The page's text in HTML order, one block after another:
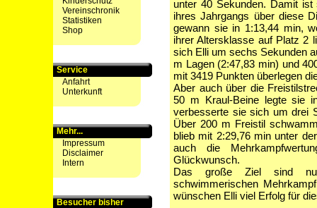
Vereinschronik
Statistiken
Shop
Service
Anfahrt
Unterkunft
Mehr...
Impressum
Disclaimer
Intern
Besucher bisher
unter 40 Sekunden. Damit
ihres Jahrgangs über diese
gewann sie in 1:13,44 min,
ihrer Altersklasse auf Platz 2
sich Elli um sechs Sekunden
m Lagen (2:47,83 min) und
mit 3419 Punkten überlegen
Aber auch über die
50 m Kraul-Beine legte sie
verbesserte sie sich um drei
Über 200 m Freistil
blieb mit 2:29,76 min unter
auch die
Glückwunsch.
Das große Ziel sind
schwimmerischen
wünschen Elli viel Erfolg für